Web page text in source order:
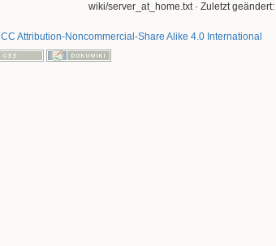
wiki/server_at_home.txt· Zuletzt geändert:
CC Attribution-Noncommercial-Share Alike 4.0 International